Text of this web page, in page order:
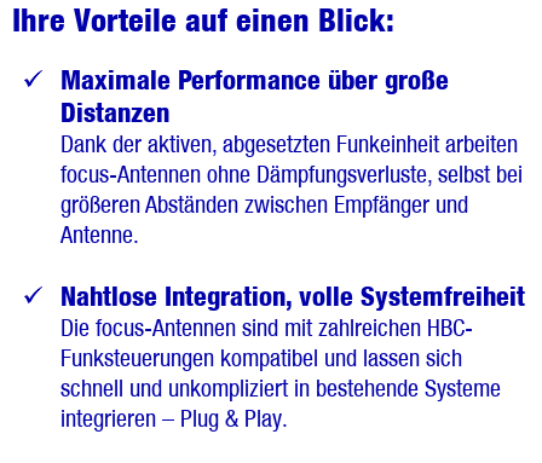
Ihre Vorteile auf einen Blick:
Maximale Performance über große
Distanzen
Dank der aktiven, abgesetzten Funkeinheit arbeiten
focus-Antennen ohne Dämpfungsverluste, selbst bei
größeren Abständen zwischen Empfänger und
Antenne.
Nahtlose Integration, volle Systemfreiheit
Die focus-Antennen sind mit zahlreichen HBC-
Funksteuerungen kompatibel und lassen sich
schnell und unkompliziert in bestehende Systeme
integrieren – Plug & Play.